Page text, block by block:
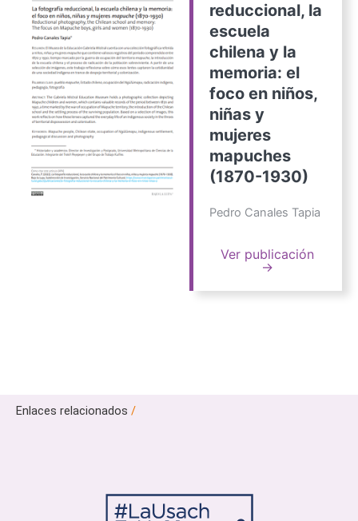
reduccional, la
escuela
chilena y la
memoria: el
foco en niños,
niñas y
mujeres
mapuches
(1870-1930)
Pedro Canales Tapia
Ver publicación
→
Enlaces relacionados /